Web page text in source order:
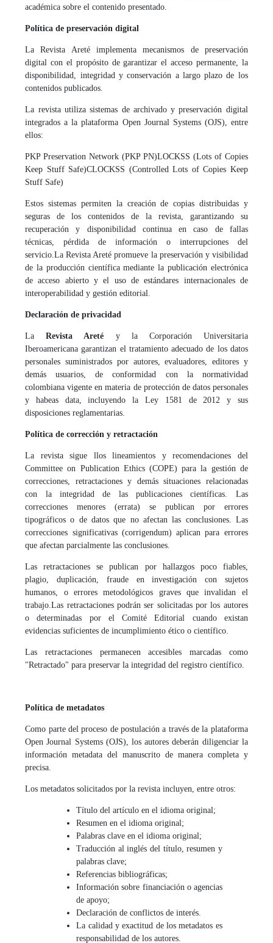
académica sobre el contenido presentado.
Política de preservación digital
La Revista Areté implementa mecanismos de preservación
digital con el propósito de garantizar el acceso permanente, la
disponibilidad, integridad y conservación a largo plazo de los
contenidos publicados.
La revista utiliza sistemas de archivado y preservación digital
integrados a la plataforma Open Journal Systems (OJS), entre
ellos:
PKP Preservation Network (PKP PN)LOCKSS (Lots of Copies
Keep Stuff Safe)CLOCKSS (Controlled Lots of Copies Keep
Stuff Safe)
Estos sistemas permiten la creación de copias distribuidas y
seguras de los contenidos de la revista, garantizando su
recuperación y disponibilidad continua en caso de fallas
técnicas, pérdida de información o interrupciones del
servicio.La Revista Areté promueve la preservación y visibilidad
de la producción científica mediante la publicación electrónica
de acceso abierto y el uso de estándares internacionales de
interoperabilidad y gestión editorial.
Declaración de privacidad
LaRevista Areté y la Corporación Universitaria
Iberoamericana garantizan el tratamiento adecuado de los datos
personales suministrados por autores, evaluadores, editores y
demás usuarios, de conformidad con la normatividad
colombiana vigente en materia de protección de datos personales
y habeas data, incluyendo la Ley 1581 de 2012 y sus
disposiciones reglamentarias.
Política de corrección y retractación
La revista sigue llos lineamientos y recomendaciones del
Committee on Publication Ethics (COPE) para la gestión de
correcciones, retractaciones y demás situaciones relacionadas
con la integridad de las publicaciones científicas. Las
correcciones menores (errata) se publican por errores
tipográficos o de datos que no afectan las conclusiones. Las
correcciones significativas (corrigendum) aplican para errores
que afectan parcialmente las conclusiones.
Las retractaciones se publican por hallazgos poco fiables,
plagio, duplicación, fraude en investigación con sujetos
humanos, o errores metodológicos graves que invalidan el
trabajo.Las retractaciones podrán ser solicitadas por los autores
o determinadas por el Comité Editorial cuando existan
evidencias suficientes de incumplimiento ético o científico.
Las retractaciones permanecen accesibles marcadas como
"Retractado" para preservar la integridad del registro científico.
Política de metadatos
Como parte del proceso de postulación a través de la plataforma
Open Journal Systems (OJS), los autores deberán diligenciar la
información metadata del manuscrito de manera completa y
precisa.
Los metadatos solicitados por la revista incluyen, entre otros:
Título del artículo en el idioma original;
Resumen en el idioma original;
Palabras clave en el idioma original;
Traducción al inglés del título, resumen y
palabras clave;
Referencias bibliográficas;
Información sobre financiación o agencias
de apoyo;
Declaración de conflictos de interés.
La calidad y exactitud de los metadatos es
responsabilidad de los autores.